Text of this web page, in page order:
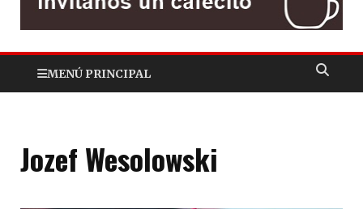
MENÚ PRINCIPAL
Jozef Wesolowski